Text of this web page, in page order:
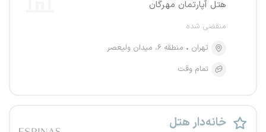
هتل آپارتمان مهرگان
منقضی شده
تهران
منطقه ۶، میدان ولیعصر
تمام وقت
خانه‌دار هتل